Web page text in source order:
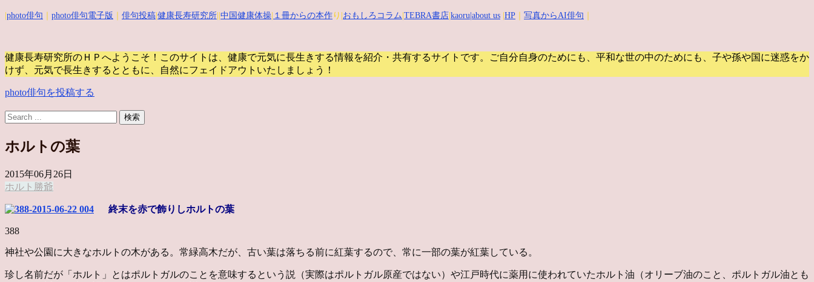
photo俳句 photo俳句電子版 俳句投稿 健康長寿研究所 中国健康体操 １冊からの本作 り| おもしろコラム TEBRA書店 kaoru |about us HP 写真からAI俳句
健康長寿研究所のＨＰへようこそ！このサイトは、健康で元気に長生きする情報を紹介・共有するサイトです。
ご自分自身のためにも、平和な世の中のためにも、子や孫や国に迷惑をか
けず、元気で長生きするとともに、自然にフェイドアウトいたしましょう！
photo俳句を投稿する
ホルトの葉
2015年06月26日
ホルト 勝爺
終末を赤で飾りしホルトの葉
388
神社や公園に大きなホルトの木がある。常緑高木だが、古い葉は落ちる前に紅葉するので、常に一部の葉が紅葉している。
珍し名前だが「ホルト」とはポルトガルのことを意味するという説（実際はポルトガル原産ではない）や江戸時代に薬用に使われていたホルト油（オリーブ油のこと、ポルトガル油とも